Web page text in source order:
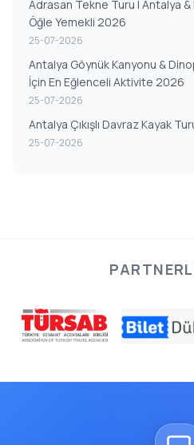
Adrasan Tekne Turu | Antalya &
Öğle Yemekli 2026
25-07-2026
Antalya Göynük Kanyonu &
İçin En Eğlenceli Aktivite 2026
25-07-2026
Antalya Çıkışlı Davraz Kayak
25-07-2026